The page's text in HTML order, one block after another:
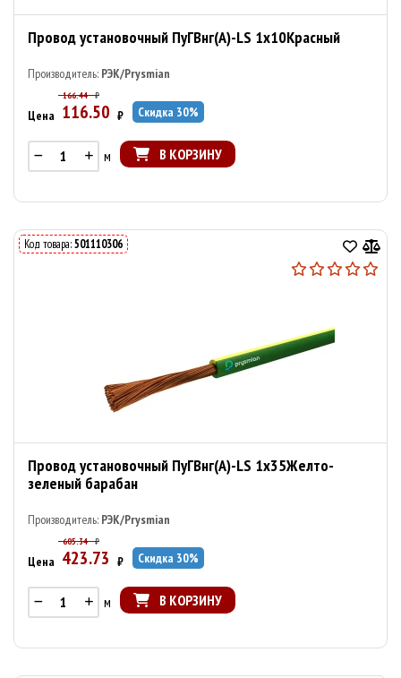
Провод установочный ПуГВнг(А)-LS 1х10Красный
Производитель: РЭК/Prysmian
166.44 ₽
Цена 116.50 ₽ Скидка 30%
м В КОРЗИНУ
Код товара:501110306
Провод установочный ПуГВнг(А)-LS 1х35Желто-
зеленый барабан
Производитель: РЭК/Prysmian
605.34 ₽
Цена 423.73 ₽ Скидка 30%
м В КОРЗИНУ